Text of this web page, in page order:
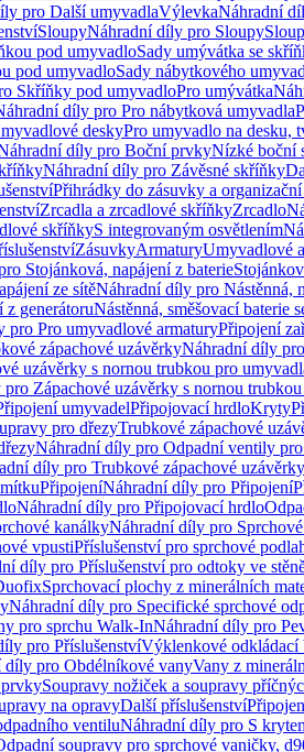
pro Další umyvadlaVýlevkaNáhradní
SloupyNáhradní díly pro Sloupy
pod umyvadloSady umývátka se
pod umyvadloSady nábytkového
Skříňky pod umyvadloPro umývátka
díly pro Pro nábytková umyvadla
deskyPro umyvadlo na desku,
díly pro Boční prvkyNízké boční
Náhradní díly pro Závěsné skříňky
Přihrádky do zásuvky a
Zrcadla a zrcadlové skříňkyZrcadlo
skříňkyS integrovaným osvětlením
ZásuvkyArmaturyUmyvadlové
Stojánková, napájení z baterie
ze sítěNáhradní díly pro Nástěnná,
generátoruNástěnná, směšovací baterie
pro Pro umyvadlové armaturyPřipojení
zápachové uzávěrkyNáhradní díly
uzávěrky s nornou trubkou pro
Zápachové uzávěrky s nornou
umyvadelPřipojovací hrdloKryty
pro dřezyTrubkové zápachové
Náhradní díly pro Odpadní ventily
díly pro Trubkové zápachové uzávěrky
PřipojeníNáhradní díly pro Připojení
Náhradní díly pro Připojovací hrdlo
kanálkyNáhradní díly pro
vpustiPříslušenství pro sprchové
díly pro Příslušenství pro odtoky ve
Sprchovací plochy z minerálních
Náhradní díly pro Specifické sprchové
pro sprchu Walk-InNáhradní díly pro
pro PříslušenstvíVýklenkové odkládací
díly pro Obdélníkové vanyVany z
Soupravy nožiček a soupravy
na opravyDalší příslušenství
ventiluNáhradní díly pro S
soupravy pro sprchové vaničky,